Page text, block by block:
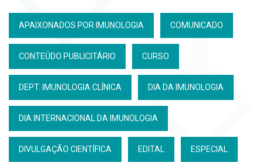
APAIXONADOS POR IMUNOLOGIA COMUNICADO
CONTEÚDO PUBLICITÁRIO CURSO
DEPT. IMUNOLOGIA CLÍNICA DIA DA IMUNOLOGIA
DIA INTERNACIONAL DA IMUNOLOGIA
DIVULGAÇÃO CIENTÍFICA EDITAL ESPECIAL